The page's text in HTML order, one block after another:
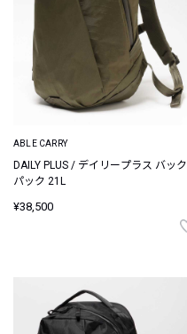
ABLE CARRY
DAILY PLUS / デイリープラス バック
パック 21L
¥38,500